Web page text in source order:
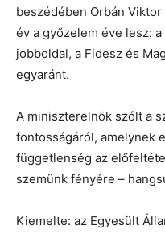
beszédében Orbán
év a győzelem éve lesz:
jobboldal, a Fidesz és
egyaránt.
A miniszterelnök szólt a
fontosságáról, amelynek
függetlenség az
szemünk fényére –
Kiemelte: az Egyesült